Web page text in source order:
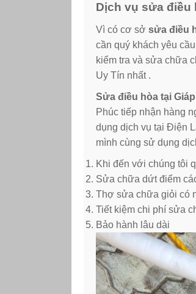
Dịch vụ sửa điều
Vì có cơ sở sửa điều
cần quý khách yêu
kiểm tra và sửa chữa
Uy Tín nhất .
Sửa điều hòa tại
Phúc tiếp nhận hàng
dụng dịch vụ tại Điện
mình cùng sử dụng
Khi đến với chúng tôi
Sửa chữa dứt điểm
Thợ sửa chữa giỏi có
Tiết kiệm chi phí sửa
Bảo hành lâu dài